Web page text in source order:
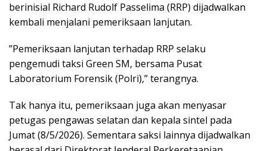
berinisial Richard Rudolf Passelima (RRP) dijadwalkan
kembali menjalani pemeriksaan lanjutan.
”Pemeriksaan lanjutan terhadap RRP selaku
pengemudi taksi Green SM, bersama Pusat
Laboratorium Forensik (Polri),” terangnya.
Tak hanya itu, pemeriksaan juga akan menyasar
petugas pengawas selatan dan kepala sintel pada
Jumat (8/5/2026). Sementara saksi lainnya dijadwalkan